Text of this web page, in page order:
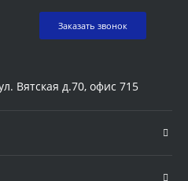
Заказать звонок
Вятская д.70, офис 715